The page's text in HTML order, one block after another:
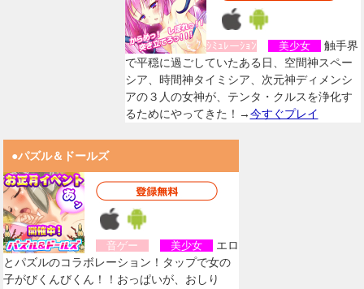
ｼﾐｭﾚーｼｮﾝ 美少女
触手界
で平穏に過ごしていたある日、空間神スペー
シア、時間神タイミシア、次元神ディメンシ
アの３人の女神が、テンタ・クルスを浄化す
るためにやってきた！→今すぐプレイ
●パズル＆ドールズ
音ゲー 美少女
エロ
とパズルのコラボレーション！タップで女の
子がびくんびくん！！おっぱいが、おしり